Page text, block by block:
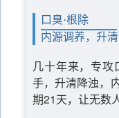
口臭·根除
内源调养，升清
几十年来，专攻
手，升清降浊，
期21天，让无数